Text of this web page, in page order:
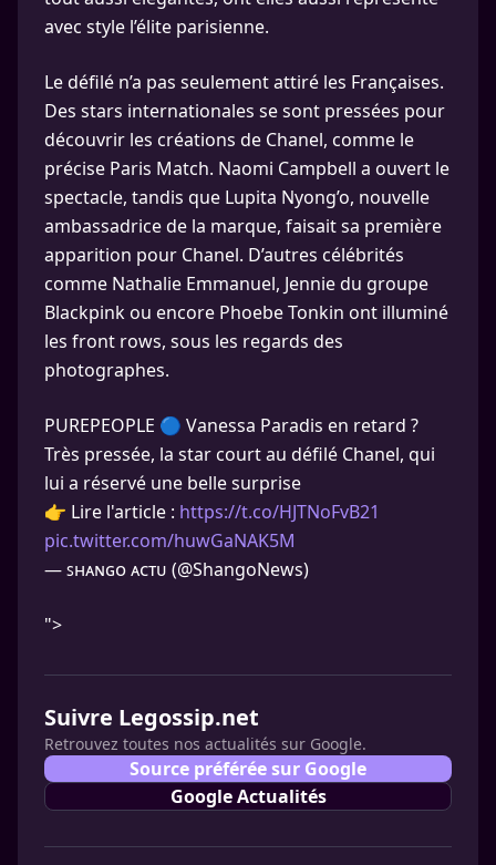
avec style l’élite parisienne.
Le défilé n’a pas seulement attiré les Françaises.
Des stars internationales se sont pressées pour
découvrir les créations de Chanel, comme le
précise Paris Match. Naomi Campbell a ouvert le
spectacle, tandis que Lupita Nyong’o, nouvelle
ambassadrice de la marque, faisait sa première
apparition pour Chanel. D’autres célébrités
comme Nathalie Emmanuel, Jennie du groupe
Blackpink ou encore Phoebe Tonkin ont illuminé
les front rows, sous les regards des
photographes.
PUREPEOPLE 🔵 Vanessa Paradis en retard ?
Très pressée, la star court au défilé Chanel, qui
lui a réservé une belle surprise
👉 Lire l'article : https://t.co/HJTNoFvB21
pic.twitter.com/huwGaNAK5M
— ꜱʜᴀɴɢᴏ ᴀᴄᴛᴜ (@ShangoNews)
">
Suivre Legossip.net
Retrouvez toutes nos actualités sur Google.
Source préférée sur Google
Google Actualités